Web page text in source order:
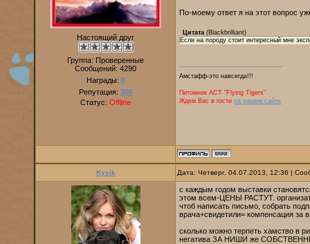
Настоящий друг
Группа: Проверенные
Сообщений: 4290
Награды: 0
Репутация: 305
Статус: Offline
По-моему ответ я на этот вопрос
Цитата (Blackbrilliant)
Если на породу стоит интересный мне
Амстафф-это навсегда!!!
Питомник AСТ "Flying Tigers"
Ждем Вас в гости на нашем сайте
Kysik Дата: Четверг, 04.07.2013, 12:36 |
с каждым годом выставки
этом всем-ЦЕНЫ РАСТУТ.
чтоб написать письмо, собрать
врача+свидетили= компенсация за
сколько можно терпеть хамство в
негатива ЗА НИШИ же